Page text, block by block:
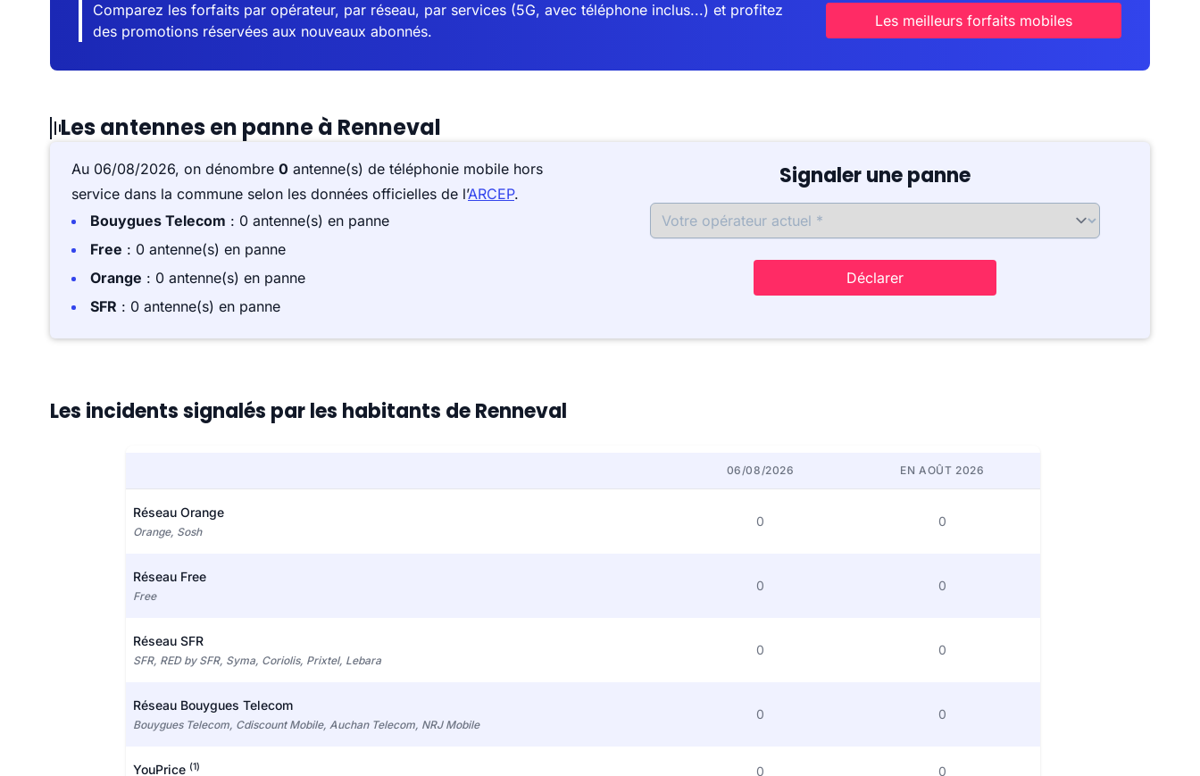
Comparez les forfaits par opérateur, par réseau, par services (5G, avec téléphone inclus...) et profitez
des promotions réservées aux nouveaux abonnés.
Les meilleurs forfaits mobiles
Les antennes en panne à Renneval
Au 06/08/2026, on dénombre 0 antenne(s) de téléphonie mobile hors
service dans la commune selon les données officielles de l’ARCEP.
Bouygues Telecom : 0 antenne(s) en panne
Free : 0 antenne(s) en panne
Orange : 0 antenne(s) en panne
SFR : 0 antenne(s) en panne
Signaler une panne
Déclarer
Les incidents signalés par les habitants de Renneval
06/08/2026 EN AOÛT 2026
Réseau Orange
Orange, Sosh
0 0
Réseau Free
Free
0 0
Réseau SFR
SFR, RED by SFR, Syma, Coriolis, Prixtel, Lebara
0 0
Réseau Bouygues Telecom
Bouygues Telecom, Cdiscount Mobile, Auchan Telecom, NRJ Mobile
0 0
YouPrice (1) 0 0